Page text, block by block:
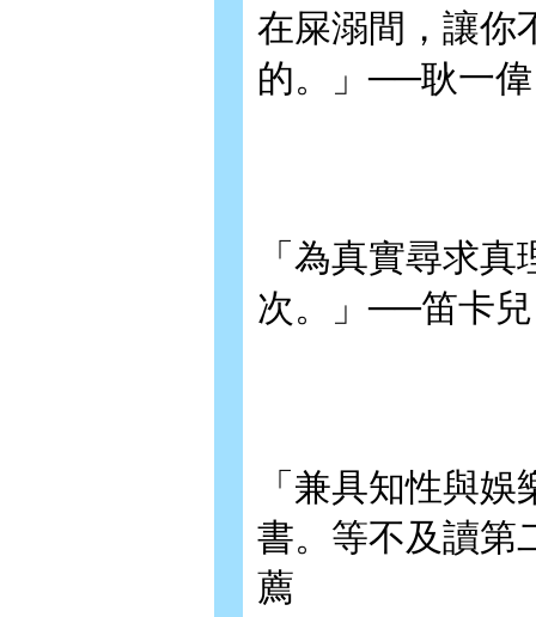
在屎溺間，讓你
的。」──耿一
「為真實尋求
次。」──笛卡兒
「兼具知性與
書。等不及讀第
薦